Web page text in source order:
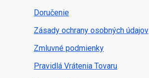
Doručenie
Zásady ochrany osobných údajov
Zmluvné podmienky
Pravidlá Vrátenia Tovaru